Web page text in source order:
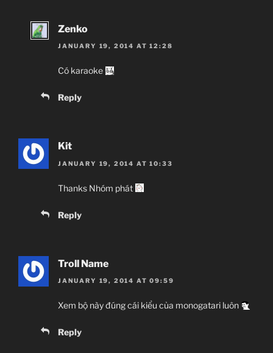
Zenko
JANUARY 19, 2014 AT 12:28
Có karaoke
Reply
Kit
JANUARY 19, 2014 AT 10:33
Thanks Nhóm phát
Reply
Troll Name
JANUARY 19, 2014 AT 09:59
Xem bộ này đúng cái kiểu của monogatari luôn
Reply